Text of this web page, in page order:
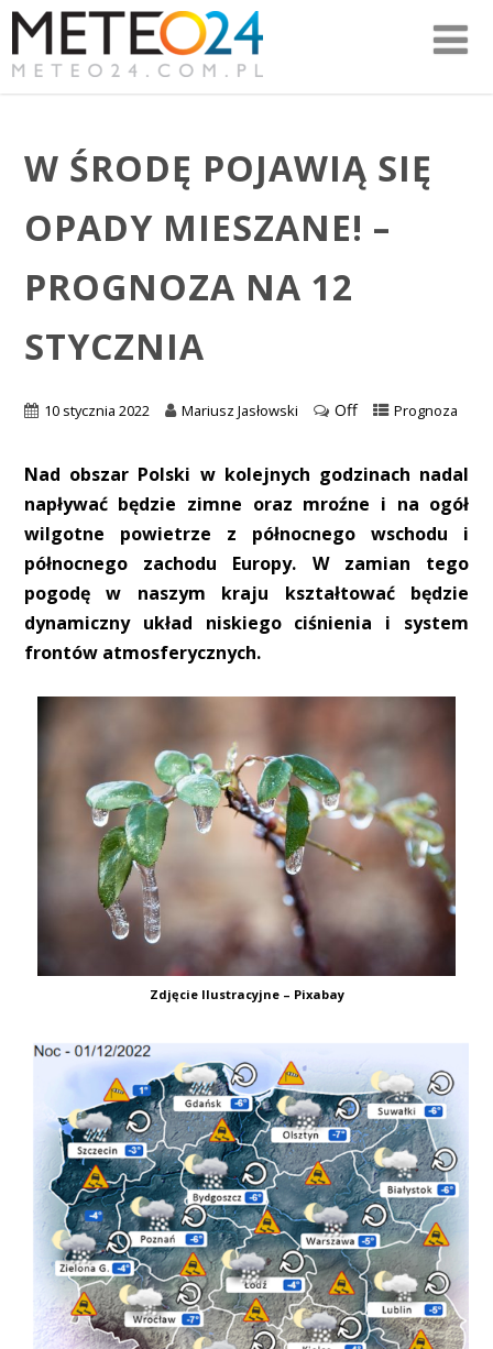
W ŚRODĘ POJAWIĄ SIĘ
OPADY MIESZANE! –
PROGNOZA NA 12
STYCZNIA
10 stycznia 2022 Mariusz Jasłowski Off Prognoza
Nad obszar Polski w kolejnych godzinach nadal
napływać będzie zimne oraz mroźne i na ogół
wilgotne powietrze z północnego wschodu i
północnego zachodu Europy. W zamian tego
pogodę w naszym kraju kształtować będzie
dynamiczny układ niskiego ciśnienia i system
frontów atmosferycznych.
Zdjęcie Ilustracyjne – Pixabay